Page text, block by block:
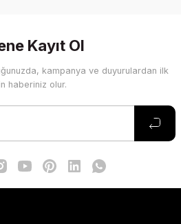
Kayıt Ol
kampanya ve duyurulardan ilk
haberiniz olur.